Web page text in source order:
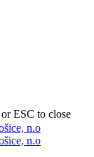
ESC to close